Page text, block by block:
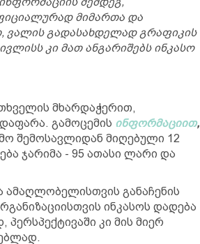
მიმართა და
ვალის გადასახდელად გრაფიკის
კი მათ ანგარიშებს ინკასო
მხარდაჭერით,
გამოცემის ინფორმაციით,
შემოსავლიდან მიღებული 12
ჯარიმა - 95 ათასი ლარი და
ამაღლობელისთვის განაჩენის
ინკასოს დადება
კი მის მიერ